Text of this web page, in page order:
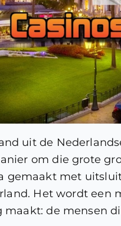
uit de
om die grote
met
Het wordt
de mensen